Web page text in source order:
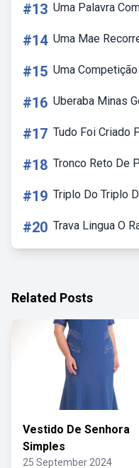
#13 Uma Palavra
#14 Uma Mae
#15 Uma
#16 Uberaba Minas
#17 Tudo Foi Criado
#18 Tronco Reto De
#19 Triplo Do Triplo
#20 Trava Lingua O
Related Posts
Vestido De Senhora
Simples
25 September 2024